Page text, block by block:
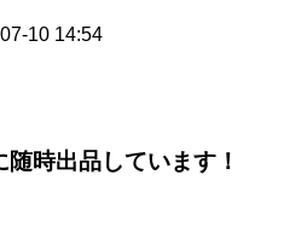
10 14:54
時出品しています！